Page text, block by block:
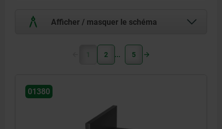
Afficher / masquer le schéma
1 2 5
01380